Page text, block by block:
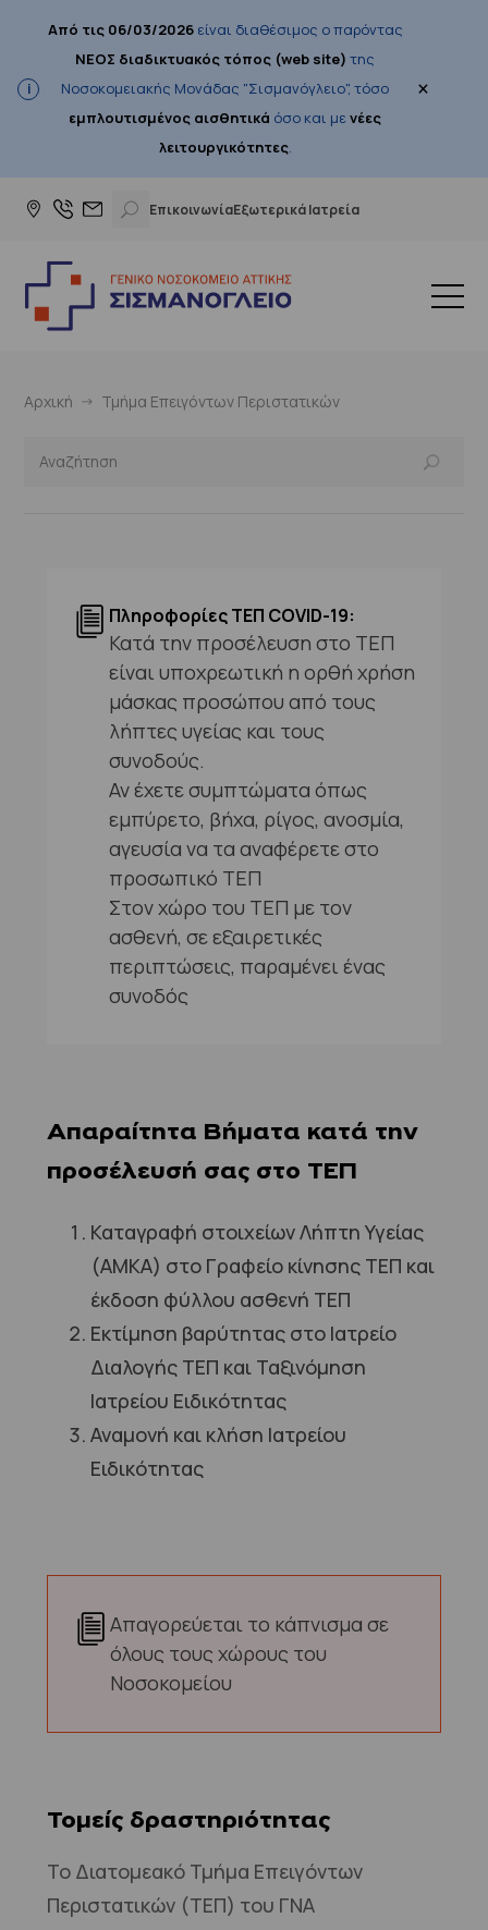
Από τις 06/03/2026είναι διαθέσιμος ο παρόντας
ΝΕΟΣ διαδικτυακός τόπος (web site) της
Νοσοκομειακής Μονάδας "Σισμανόγλειο", τόσο
εμπλουτισμένος αισθητικά όσο και μενέες
λειτουργικότητες.
×
ΕπικοινωνίαΕξωτερικά Ιατρεία
Αρχική Τμήμα Επειγόντων Περιστατικών
Πληροφορίες ΤΕΠ COVID-19:
Κατά την προσέλευση στο ΤΕΠ
είναι υποχρεωτική η ορθή χρήση
μάσκας προσώπου από τους
λήπτες υγείας και τους
συνοδούς.
Αν έχετε συμπτώματα όπως
εμπύρετο, βήχα, ρίγος, ανοσμία,
αγευσία να τα αναφέρετε στο
προσωπικό ΤΕΠ
Στον χώρο του ΤΕΠ με τον
ασθενή, σε εξαιρετικές
περιπτώσεις, παραμένει ένας
συνοδός
Απαραίτητα Βήματα κατά την
προσέλευσή σας στο ΤΕΠ
Καταγραφή στοιχείων Λήπτη Υγείας
(ΑΜΚΑ) στο Γραφείο κίνησης ΤΕΠ και
έκδοση φύλλου ασθενή ΤΕΠ
Εκτίμηση βαρύτητας στο Ιατρείο
Διαλογής ΤΕΠ και Ταξινόμηση
Ιατρείου Ειδικότητας
Αναμονή και κλήση Ιατρείου
Ειδικότητας
Απαγορεύεται το κάπνισμα σε
όλους τους χώρους του
Νοσοκομείου
Τομείς δραστηριότητας
Το Διατομεακό Τμήμα Επειγόντων
Περιστατικών (ΤΕΠ) του ΓΝΑ